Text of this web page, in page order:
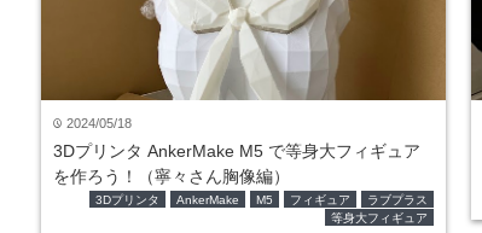
time 2024/05/18
3Dプリンタ AnkerMake M5 で等身大フィギュア
を作ろう！（寧々さん胸像編）
3Dプリンタ AnkerMake M5 フィギュア
ラブプラス
等身大フィギュア